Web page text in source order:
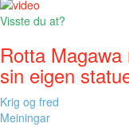
Visste du at?
Rotta
sin eigen
Krig og fred
Meiningar